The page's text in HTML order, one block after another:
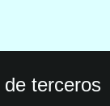
terceros